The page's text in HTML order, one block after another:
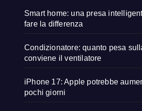
Smart home: una presa
fare la differenza
Condizionatore: quanto pesa
conviene il ventilatore
iPhone 17: Apple potrebbe
pochi giorni